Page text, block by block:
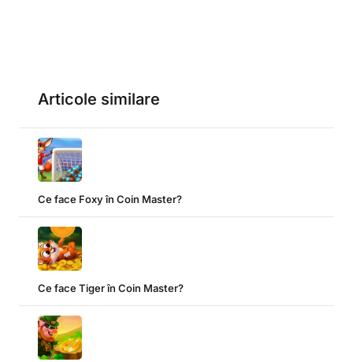
Articole similare
Ce face Foxy în Coin Master?
Ce face Tiger în Coin Master?